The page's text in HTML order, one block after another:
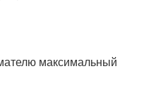
максимальный